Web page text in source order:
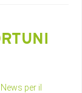
News per il